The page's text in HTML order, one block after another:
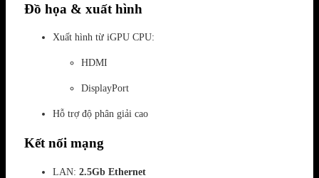
Đồ họa & xuất hình
Xuất hình từ iGPU CPU:
HDMI
DisplayPort
Hỗ trợ độ phân giải cao
Kết nối mạng
LAN: 2.5Gb Ethernet